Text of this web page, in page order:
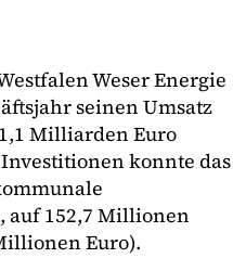
Weser Energie
seinen Umsatz
Milliarden Euro
konnte das
152,7 Millionen
Euro).